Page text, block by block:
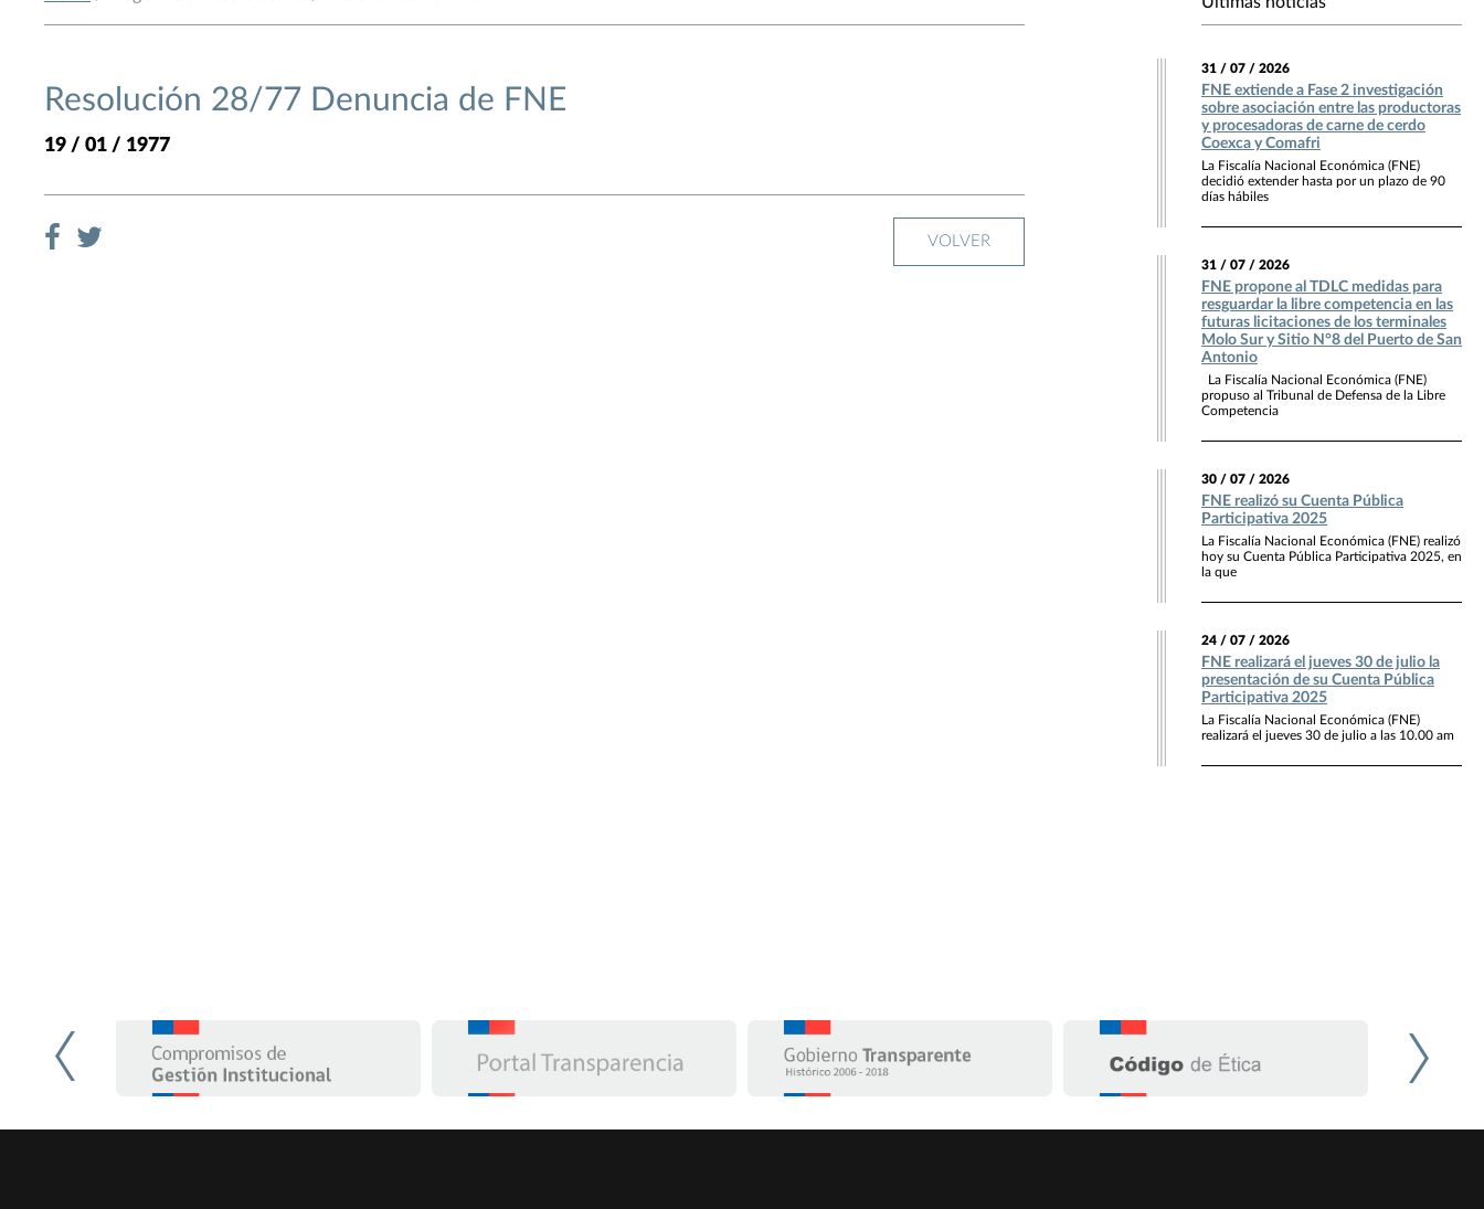
Resolución 28/77 Denuncia de FNE
19 / 01 / 1977
VOLVER
31 / 07 / 2026
FNE extiende a Fase 2 investigación
sobre asociación entre las productoras
y procesadoras de carne de cerdo
Coexca y Comafri
La Fiscalía Nacional Económica (FNE)
decidió extender hasta por un plazo de 90
días hábiles
31 / 07 / 2026
FNE propone al TDLC medidas para
resguardar la libre competencia en las
futuras licitaciones de los terminales
Molo Sur y Sitio N°8 del Puerto de San
Antonio
La Fiscalía Nacional Económica (FNE)
propuso al Tribunal de Defensa de la Libre
Competencia
30 / 07 / 2026
FNE realizó su Cuenta Pública
Participativa 2025
La Fiscalía Nacional Económica (FNE) realizó
hoy su Cuenta Pública Participativa 2025, en
la que
24 / 07 / 2026
FNE realizará el jueves 30 de julio la
presentación de su Cuenta Pública
Participativa 2025
La Fiscalía Nacional Económica (FNE)
realizará el jueves 30 de julio a las 10.00 am